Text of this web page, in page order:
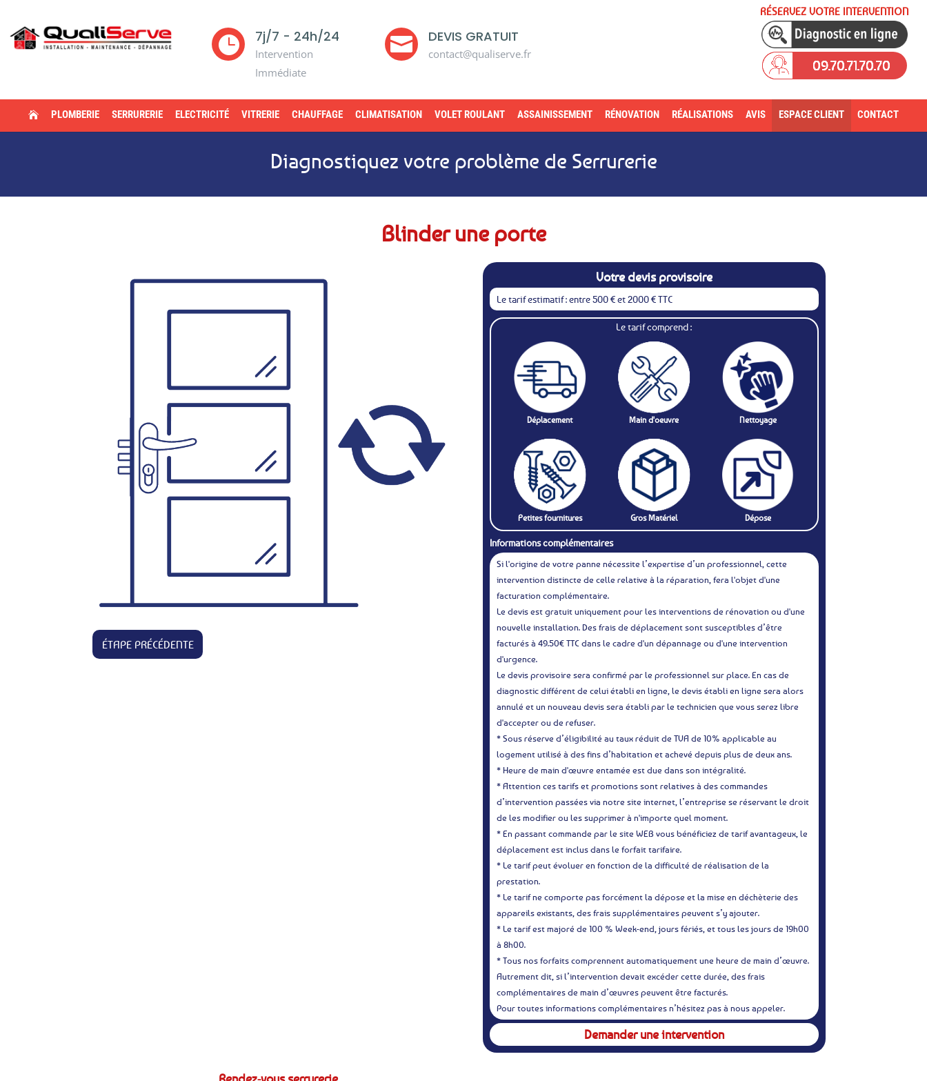
 7j/7 - 24h/24
Intervention
Immédiate
 DEVIS GRATUIT
contact@qualiserve.fr
RÉSERVEZ VOTRE INTERVENTION
09.70.71.70.70
 PLOMBERIE SERRURERIE ELECTRICITÉ VITRERIE CHAUFFAGE CLIMATISATION VOLET ROULANT ASSAINISSEMENT RÉNOVATION RÉALISATIONS AVIS ESPACE CLIENT CONTACT
Diagnostiquez votre problème de Serrurerie
Blinder une porte
ÉTAPE PRÉCÉDENTE
Votre devis provisoire
Le tarif estimatif : entre 500 € et 2000 € TTC
Le tarif comprend :
Déplacement Main d'oeuvre Nettoyage
Petites fournitures Gros Matériel Dépose
Informations complémentaires
Si l'origine de votre panne nécessite l’expertise d’un professionnel, cette
intervention distincte de celle relative à la réparation, fera l'objet d'une
facturation complémentaire.
Le devis est gratuit uniquement pour les interventions de rénovation ou d'une
nouvelle installation. Des frais de déplacement sont susceptibles d’être
facturés à 49.50€ TTC dans le cadre d'un dépannage ou d'une intervention
d'urgence.
Le devis provisoire sera confirmé par le professionnel sur place. En cas de
diagnostic différent de celui établi en ligne, le devis établi en ligne sera alors
annulé et un nouveau devis sera établi par le technicien que vous serez libre
d'accepter ou de refuser.
* Sous réserve d’éligibilité au taux réduit de TVA de 10% applicable au
logement utilisé à des fins d’habitation et achevé depuis plus de deux ans.
* Heure de main d'œuvre entamée est due dans son intégralité.
* Attention ces tarifs et promotions sont relatives à des commandes
d’intervention passées via notre site internet, l’entreprise se réservant le droit
de les modifier ou les supprimer à n'importe quel moment.
* En passant commande par le site WEB vous bénéficiez de tarif avantageux, le
déplacement est inclus dans le forfait tarifaire.
* Le tarif peut évoluer en fonction de la difficulté de réalisation de la
prestation.
* Le tarif ne comporte pas forcément la dépose et la mise en déchèterie des
appareils existants, des frais supplémentaires peuvent s’y ajouter.
* Le tarif est majoré de 100 % Week-end, jours fériés, et tous les jours de 19h00
à 8h00.
* Tous nos forfaits comprennent automatiquement une heure de main d’œuvre.
Autrement dit, si l’intervention devait excéder cette durée, des frais
complémentaires de main d’œuvres peuvent être facturés.
Pour toutes informations complémentaires n’hésitez pas à nous appeler.
Demander une intervention